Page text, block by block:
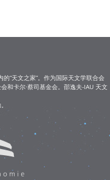
“天文之家”。作为国际天文学联合会
和卡尔·蔡司基金会。邵逸夫-IAU 天文